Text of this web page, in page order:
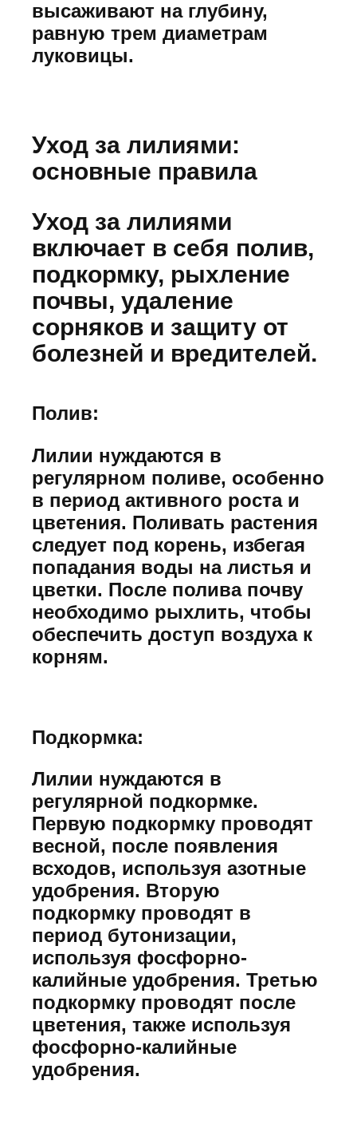
высаживают на глубину,
равную трем диаметрам
луковицы.
Уход за лилиями:
основные правила
Уход за лилиями
включает в себя полив,
подкормку, рыхление
почвы, удаление
сорняков и защиту от
болезней и вредителей.
Полив:
Лилии нуждаются в
регулярном поливе, особенно
в период активного роста и
цветения. Поливать растения
следует под корень, избегая
попадания воды на листья и
цветки. После полива почву
необходимо рыхлить, чтобы
обеспечить доступ воздуха к
корням.
Подкормка:
Лилии нуждаются в
регулярной подкормке.
Первую подкормку проводят
весной, после появления
всходов, используя азотные
удобрения. Вторую
подкормку проводят в
период бутонизации,
используя фосфорно-
калийные удобрения. Третью
подкормку проводят после
цветения, также используя
фосфорно-калийные
удобрения.